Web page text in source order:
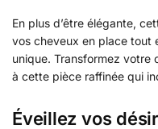
En plus d’être élégante,
vos cheveux en place tout
unique. Transformez votre
à cette pièce raffinée qui
Éveillez vos